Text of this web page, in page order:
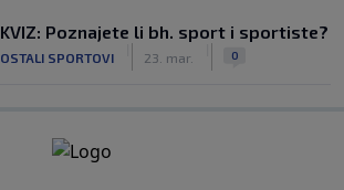
KVIZ: Poznajete li bh. sport i sportiste?
OSTALI SPORTOVI 23. mar. 0